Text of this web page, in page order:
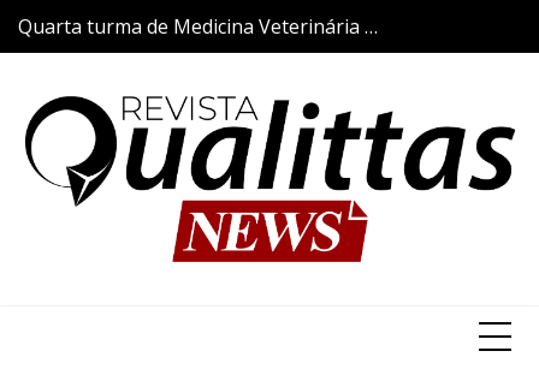
SkipQuarta turma de Medicina Veterinária da
Qualittas inicia trajetória acadêmica com